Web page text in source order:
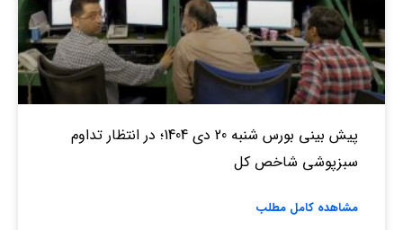
پیش بینی بورس شنبه 20 دی 1404؛ در انتظار تداوم
سبزپوشی شاخص کل
مشاهده کامل مطلب